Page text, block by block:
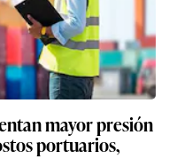
mayor presión
portuarios,